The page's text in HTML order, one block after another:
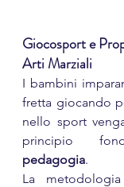
Giocosport e
Arti Marziali
I bambini
fretta giocando
nello sport
pedagogia.
La